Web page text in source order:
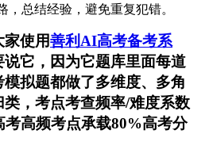
，总结经验，避免重复犯错。
使用善利AI高考备考系
它，因为它题库里面每道
拟题都做了多维度、多角
，考点考查频率/难度系数
高频考点承载80%高考分